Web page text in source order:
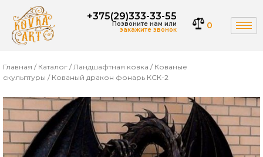
+375(29)333-33-55
Позвоните нам или
закажите звонок 0
Главная / Каталог / Ландшафтная ковка / Кованые
скульптуры / Кованый дракон фонарь КСК-2